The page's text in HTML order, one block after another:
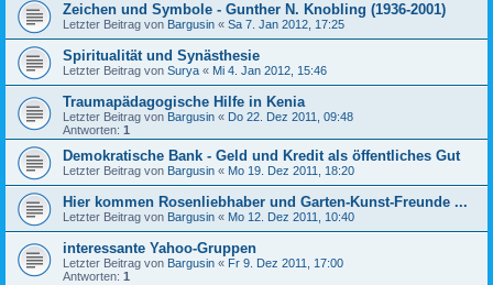
Zeichen und Symbole - Gunther N. Knobling (1936-2001)
Letzter Beitrag von Bargusin « Sa 7. Jan 2012, 17:25
Spiritualität und Synästhesie
Letzter Beitrag von Surya « Mi 4. Jan 2012, 15:46
Traumapädagogische Hilfe in Kenia
Letzter Beitrag von Bargusin « Do 22. Dez 2011, 09:48
Antworten: 1
Demokratische Bank - Geld und Kredit als öffentliches Gut
Letzter Beitrag von Bargusin « Mo 19. Dez 2011, 18:20
Hier kommen Rosenliebhaber und Garten-Kunst-Freunde ...
Letzter Beitrag von Bargusin « Mo 12. Dez 2011, 10:40
interessante Yahoo-Gruppen
Letzter Beitrag von Bargusin « Fr 9. Dez 2011, 17:00
Antworten: 1